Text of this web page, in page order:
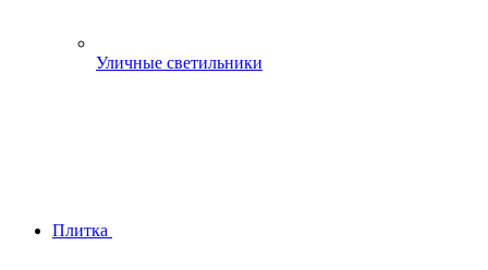
Уличные светильники
Плитка